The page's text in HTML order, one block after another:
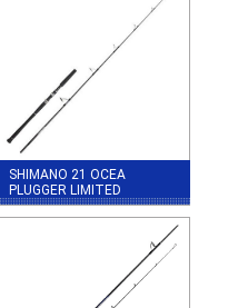
SHIMANO 21 OCEA
PLUGGER LIMITED